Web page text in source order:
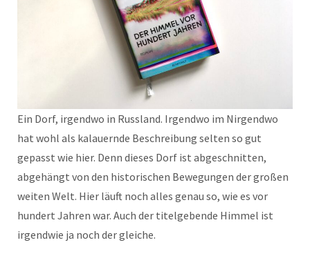
Ein Dorf, irgendwo in Russland. Irgendwo im Nirgendwo
hat wohl als kalauernde Beschreibung selten so gut
gepasst wie hier. Denn dieses Dorf ist abgeschnitten,
abgehängt von den historischen Bewegungen der großen
weiten Welt. Hier läuft noch alles genau so, wie es vor
hundert Jahren war. Auch der titelgebende Himmel ist
irgendwie ja noch der gleiche.